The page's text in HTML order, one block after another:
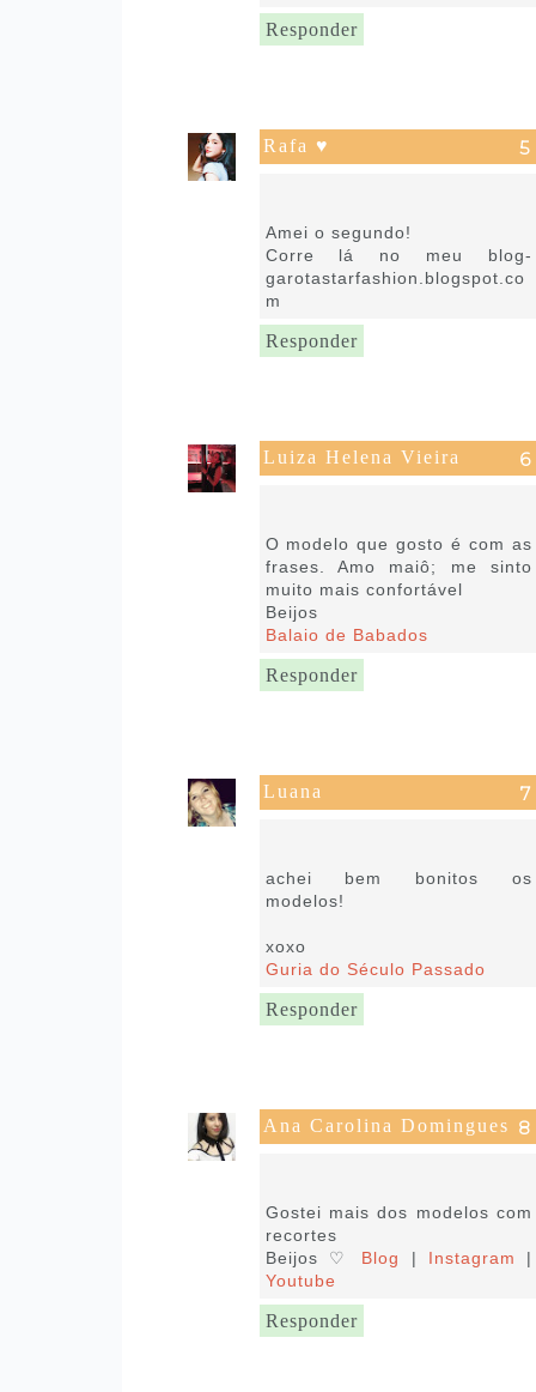
Responder
Rafa ♥
Amei o segundo!
Corre lá no meu blog-
garotastarfashion.blogspot.co
m
Responder
Luiza Helena Vieira
O modelo que gosto é com as
frases. Amo maiô; me sinto
muito mais confortável
Beijos
Balaio de Babados
Responder
Luana
achei bem bonitos os
modelos!
xoxo
Guria do Século Passado
Responder
Ana Carolina Domingues
Gostei mais dos modelos com
recortes
Beijos ♡ Blog | Instagram
|
Youtube
Responder